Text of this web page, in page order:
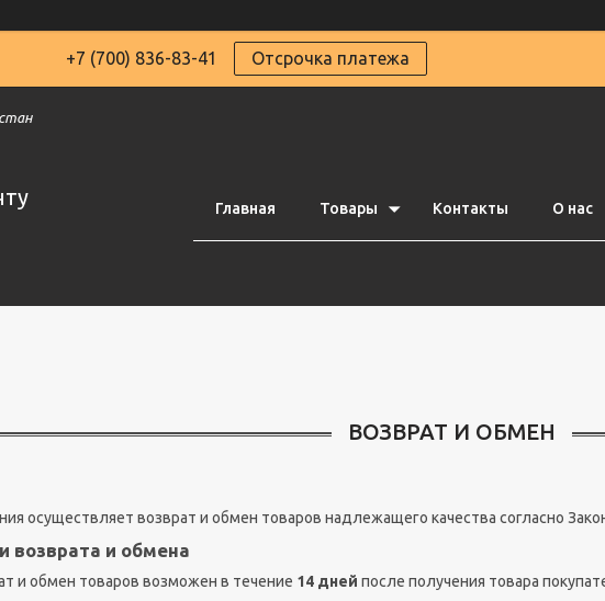
+7 (700) 836-83-41 Отсрочка платежа
Главная Товары Контакты О нас
ВОЗВРАТ И ОБМЕН
осуществляет возврат и обмен товаров надлежащего качества согласно
возврата и обмена
и обмен товаров возможен в течение 14 дней после получения товара